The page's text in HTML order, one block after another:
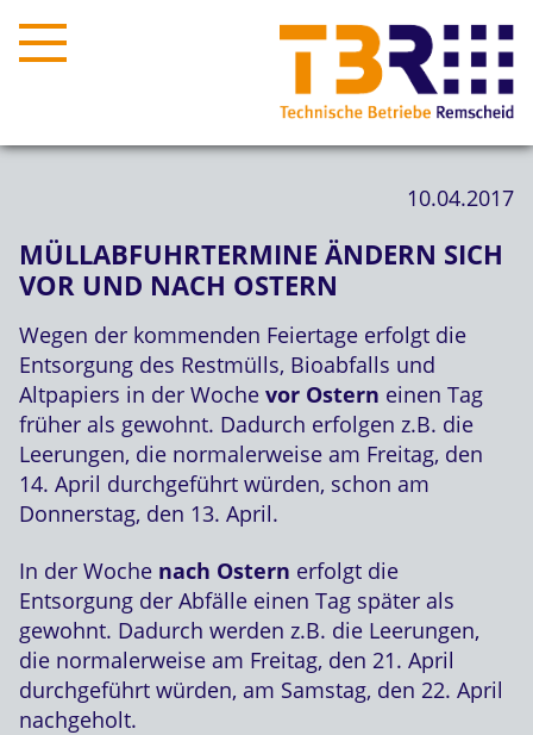
10.04.2017
MÜLLABFUHRTERMINE ÄNDERN SICH
VOR UND NACH OSTERN
Wegen der kommenden Feiertage erfolgt die
Entsorgung des Restmülls, Bioabfalls und
Altpapiers in der Woche vor Ostern einen Tag
früher als gewohnt. Dadurch erfolgen z.B. die
Leerungen, die normalerweise am Freitag, den
14. April durchgeführt würden, schon am
Donnerstag, den 13. April.
In der Woche nach Ostern erfolgt die
Entsorgung der Abfälle einen Tag später als
gewohnt. Dadurch werden z.B. die Leerungen,
die normalerweise am Freitag, den 21. April
durchgeführt würden, am Samstag, den 22. April
nachgeholt.